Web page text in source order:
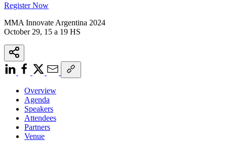
Register Now
MMA Innovate Argentina 2024
October 29, 15 a 19 HS
Overview
Agenda
Speakers
Attendees
Partners
Venue